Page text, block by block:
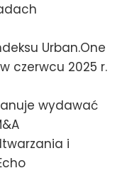
Urban.One
czerwcu 2025 r.
wydawać
i